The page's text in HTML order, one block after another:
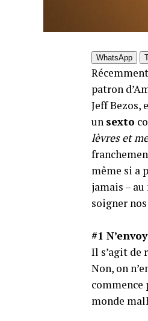
WhatsApp
patron
Jeff Bezos,
un sexto
lèvres et
même si a
jamais –
soigner
#1
Il s’agit de
Non, on
commence
monde